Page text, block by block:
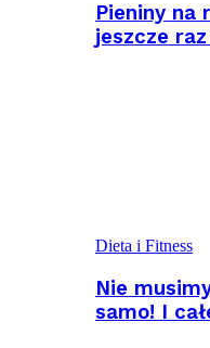
Pieniny na
jeszcze
Dieta i Fitness
Nie
samo! I